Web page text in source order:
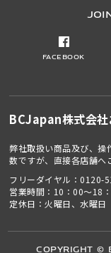
Facebook
BCJapan株式会社
弊社取扱い商品及び、操
数ですが、直接各店舗へ
フリーダイヤル：0120-
営業時間：10：00～18
定休日：火曜日、水曜日
Copyright ©